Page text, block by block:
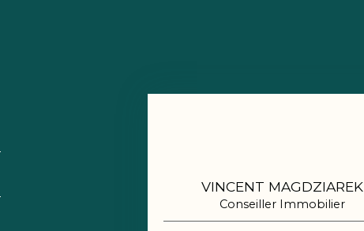
VINCENT MAGDZIAREK
Conseiller Immobilier